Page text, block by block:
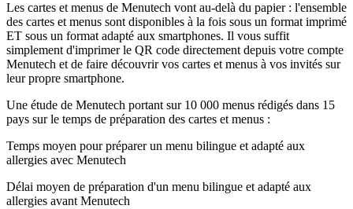
Les cartes et menus de Menutech vont au-delà du papier : l'ensemble
des cartes et menus sont disponibles à la fois sous un format imprimé
ET sous un format adapté aux smartphones. Il vous suffit
simplement d'imprimer le QR code directement depuis votre compte
Menutech et de faire découvrir vos cartes et menus à vos invités sur
leur propre smartphone.
Une étude de Menutech portant sur 10 000 menus rédigés dans 15
pays sur le temps de préparation des cartes et menus :
Temps moyen pour préparer un menu bilingue et adapté aux
allergies avec Menutech
Délai moyen de préparation d'un menu bilingue et adapté aux
allergies avant Menutech